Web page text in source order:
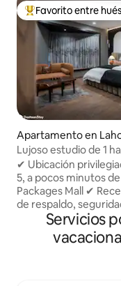
Favorito entre
Favorito entre
Apartamento en
Lujoso estudio de 1
DHA| Cerca de
✔ Ubicación
5, a pocos minutos
Packages Mall ✔
de respaldo,
CCTV ✔
gratuito ✔ Cafés,
de comestibles
Servicios